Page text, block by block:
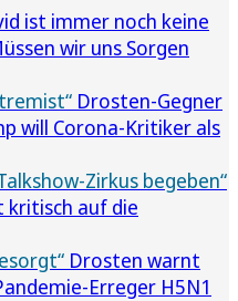
ist immer noch keine
wir uns Sorgen
Drosten-Gegner
will Corona-Kritiker als
Zirkus begeben“
kritisch auf die
Drosten warnt
Erreger H5N1